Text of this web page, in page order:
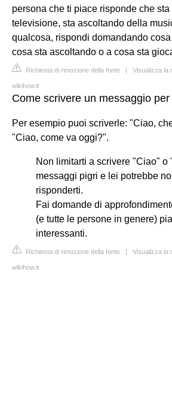
persona che ti piace risponde che
televisione, sta ascoltando della
qualcosa, rispondi domandando
cosa sta ascoltando o a cosa sta
Richiesta di rimozione della fonte | Visualizza la
wikihow.it
Come scrivere un messaggio
Per esempio puoi scriverle: "Ciao,
"Ciao, come va oggi?".
Non limitarti a scrivere "Ciao" o
messaggi pigri e lei potrebbe
risponderti.
Fai domande di
(e tutte le persone in genere)
interessanti.
Richiesta di rimozione della fonte | Visualizza la
wikihow.it